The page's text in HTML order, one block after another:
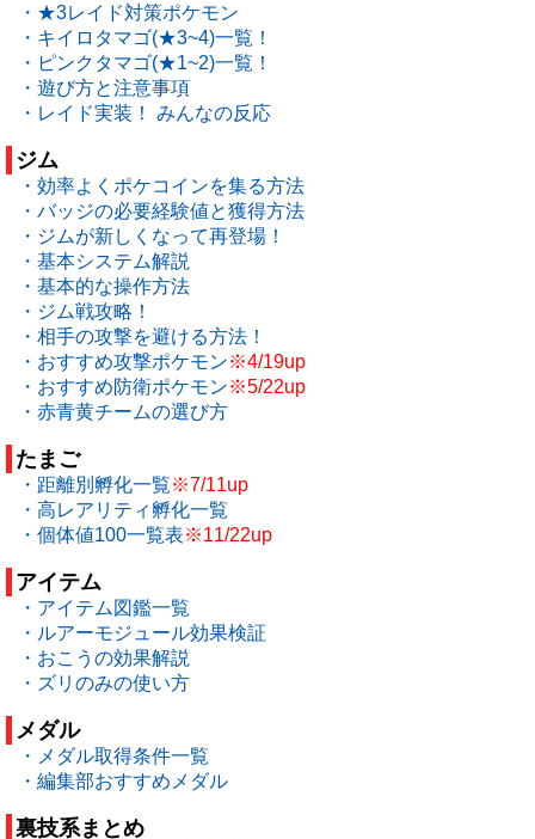
・★3レイド対策ポケモン
・キイロタマゴ(★3~4)一覧！
・ピンクタマゴ(★1~2)一覧！
・遊び方と注意事項
・レイド実装！ みんなの反応
ジム
・効率よくポケコインを集る方法
・バッジの必要経験値と獲得方法
・ジムが新しくなって再登場！
・基本システム解説
・基本的な操作方法
・ジム戦攻略！
・相手の攻撃を避ける方法！
・おすすめ攻撃ポケモン※4/19up
・おすすめ防衛ポケモン※5/22up
・赤青黄チームの選び方
たまご
・距離別孵化一覧※7/11up
・高レアリティ孵化一覧
・個体値100一覧表※11/22up
アイテム
・アイテム図鑑一覧
・ルアーモジュール効果検証
・おこうの効果解説
・ズリのみの使い方
メダル
・メダル取得条件一覧
・編集部おすすめメダル
裏技系まとめ